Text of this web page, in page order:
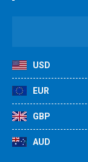
USD
EUR
GBP
AUD